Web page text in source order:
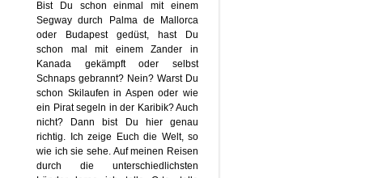
Bist Du schon einmal mit einem
Segway durch Palma de Mallorca
oder Budapest gedüst, hast Du
schon mal mit einem Zander in
Kanada gekämpft oder selbst
Schnaps gebrannt? Nein? Warst Du
schon Skilaufen in Aspen oder wie
ein Pirat segeln in der Karibik? Auch
nicht? Dann bist Du hier genau
richtig. Ich zeige Euch die Welt, so
wie ich sie sehe. Auf meinen Reisen
durch die unterschiedlichsten